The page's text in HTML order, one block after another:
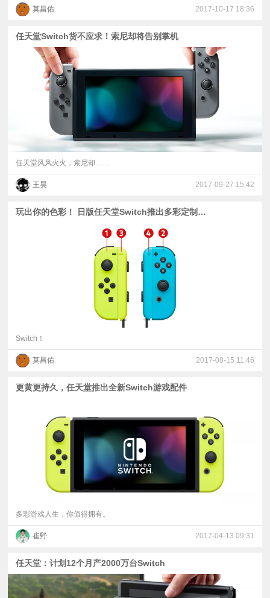
莫昌佑 2017-10-17 18:36
任天堂Switch货不应求！索尼却将告别掌机
任天堂风风火火，索尼却……
王昊 2017-09-27 15:42
玩出你的色彩！ 日版任天堂Switch推出多彩定制服务
Switch！
莫昌佑 2017-08-15 11:46
更黄更持久，任天堂推出全新Switch游戏配件
多彩游戏人生，你值得拥有。
崔野 2017-04-13 09:31
任天堂：计划12个月产2000万台Switch